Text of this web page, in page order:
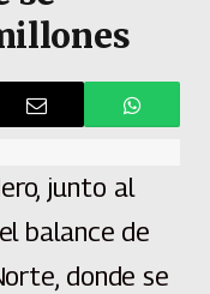
junto al
balance de
donde se